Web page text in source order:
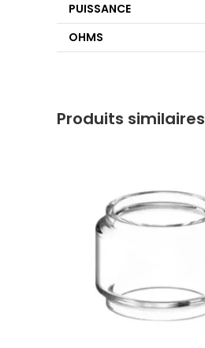
PUISSANCE
OHMS
Produits similaires